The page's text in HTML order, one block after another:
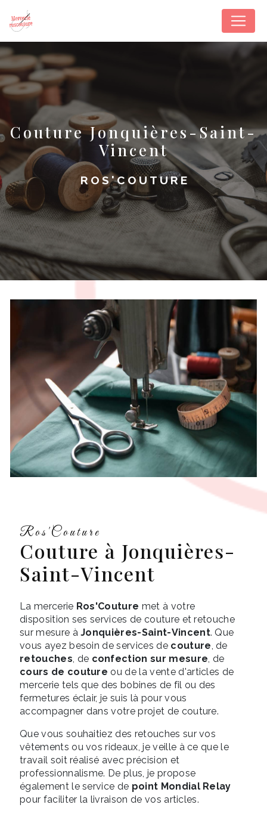
couture Jonquières-Saint-
Vincent
ROS'COUTURE
Ros'Couture
couture à Jonquières-
Saint-Vincent
La mercerie Ros'Couture met à votre
disposition ses services de couture et retouche
sur mesure àJonquières-Saint-Vincent. Que
vous ayez besoin de services de couture, de
retouches, de confection sur mesure, de
cours de couture ou de la vente d'articles de
mercerie tels que des bobines de fil ou des
fermetures éclair, je suis là pour vous
accompagner dans votre projet de couture.
Que vous souhaitiez des retouches sur vos
vêtements ou vos rideaux, je veille à ce que le
travail soit réalisé avec précision et
professionnalisme. De plus, je propose
également le service de point Mondial Relay
pour faciliter la livraison de vos articles.